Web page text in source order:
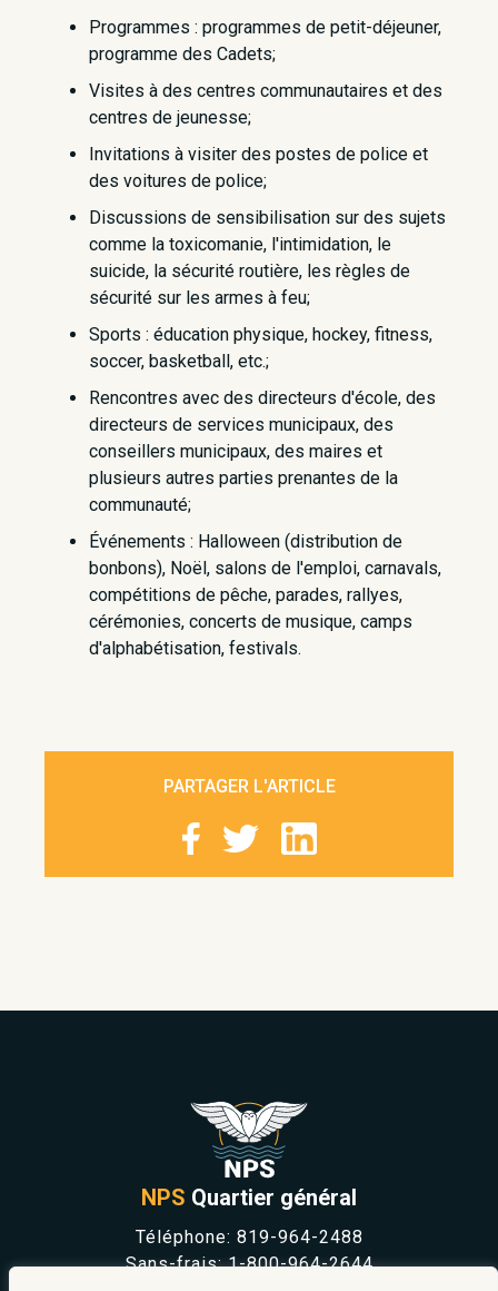
Programmes : programmes de petit-déjeuner,
programme des Cadets;
Visites à des centres communautaires et des
centres de jeunesse;
Invitations à visiter des postes de police et
des voitures de police;
Discussions de sensibilisation sur des sujets
comme la toxicomanie, l'intimidation, le
suicide, la sécurité routière, les règles de
sécurité sur les armes à feu;
Sports : éducation physique, hockey, fitness,
soccer, basketball, etc.;
Rencontres avec des directeurs d'école, des
directeurs de services municipaux, des
conseillers municipaux, des maires et
plusieurs autres parties prenantes de la
communauté;
Événements : Halloween (distribution de
bonbons), Noël, salons de l'emploi, carnavals,
compétitions de pêche, parades, rallyes,
cérémonies, concerts de musique, camps
d'alphabétisation, festivals.
PARTAGER L'ARTICLE
NPS Quartier général
Téléphone: 819-964-2488
Sans-frais:1-800-964-2644